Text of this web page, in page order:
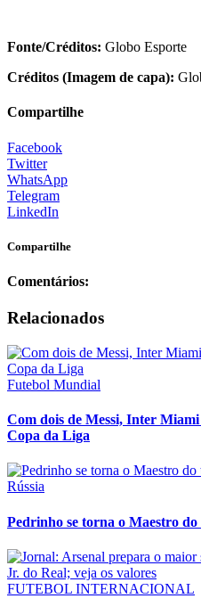
Fonte/Créditos: Globo Esporte
Créditos (Imagem de capa):
Compartilhe
Facebook
Twitter
WhatsApp
Telegram
LinkedIn
Compartilhe
Comentários:
Relacionados
Futebol Mundial
Com dois de Messi, Inter
Copa da Liga
Rússia
Pedrinho se torna o Maestro
FUTEBOL INTERNACIONAL